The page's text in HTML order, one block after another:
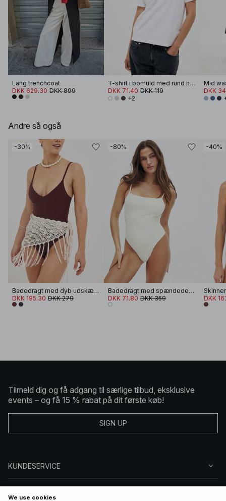
Lang trenchcoat
DKK 629.30 DKK 899
T-shirt i bomuld med rund hals
DKK 71.40 DKK 119
+2
Mid
DKK
Andre så også
-30%
Badedragt med dyb udskæring og åben ryg
DKK 195.30 DKK 279
-80%
Badedragt med spændedetalje
DKK 71.80 DKK 359
-40%
DKK
Tilmeld dig og få adgang til særlige tilbud, eksklusive
events – og få 15 % rabat på dit første køb!
SIGN UP
KUNDESERVICE